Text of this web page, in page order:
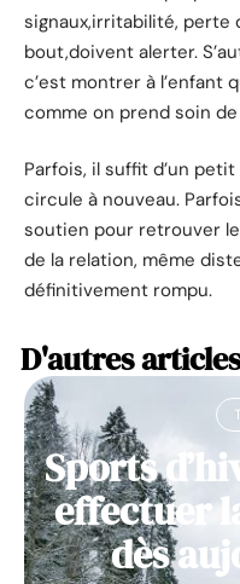
signaux,irritabilité, perte
bout,doivent alerter.
c’est montrer à l’enfant
comme on prend soin
Parfois, il suffit d’un
circule à nouveau.
soutien pour retrouver
de la relation, même
définitivement rompu.
D'autres
Sports
effectuer
dès